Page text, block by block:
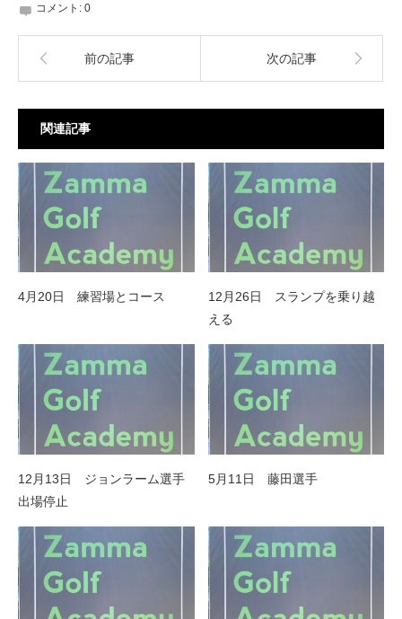
コメント: 0
前の記事 次の記事
関連記事
4月20日 練習場とコース
12月26日 スランプを乗り越
える
12月13日 ジョンラーム選手
出場停止
5月11日 藤田選手